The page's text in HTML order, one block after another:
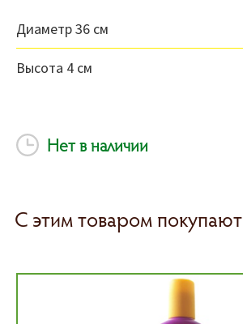
Диаметр 36 см
Высота 4 см
Нет в наличии
С этим товаром покупают